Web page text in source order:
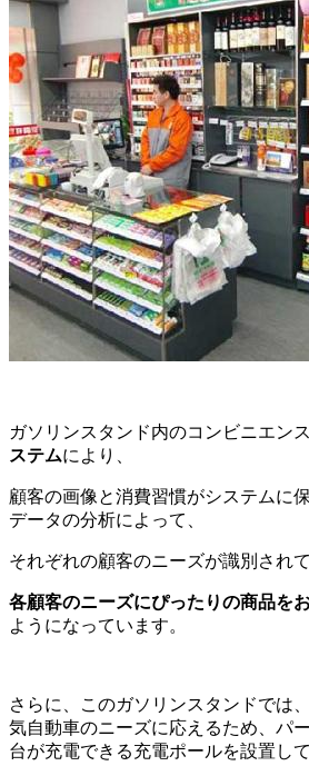
ガソリンスタンド内のコンビニエン
ステムにより、
顧客の画像と消費習慣がシステムに
データの分析によって、
それぞれの顧客のニーズが識別されて
各顧客のニーズにぴったりの商品を
ようになっています。
さらに、このガソリンスタンドでは
気自動車のニーズに応えるため、パ
台が充電できる充電ポールを設置して